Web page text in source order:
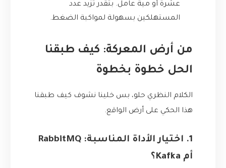
عشرة أو مية عامل. بتقدر تزيد عدد
المستهلكين بسهولة لمواكبة الضغط.
من أرض المعركة: كيف طبقنا
الحل خطوة بخطوة
الكلام النظري حلو، بس خلينا نشوف كيف طبقنا
هذا الحكي على أرض الواقع.
1. اختيار الأداة المناسبة: RabbitMQ
أم Kafka؟